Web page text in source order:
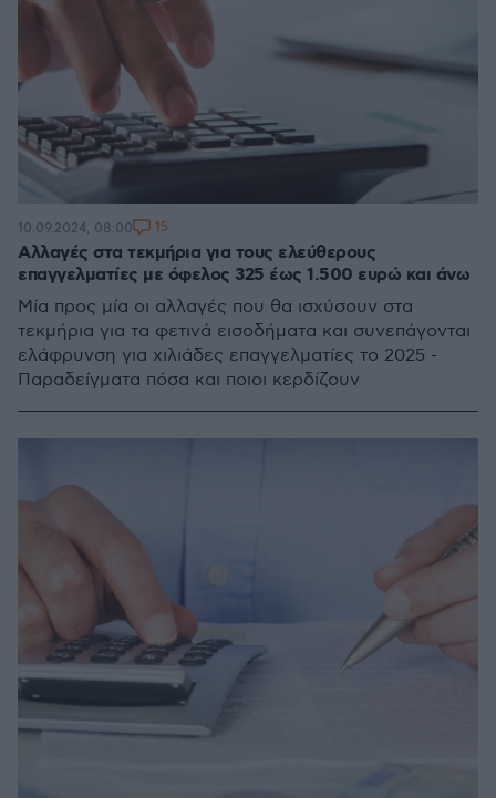
Aλλαγές στα τεκμήρια για τους ελεύθερους
επαγγελματίες με όφελος 325 έως 1.500 ευρώ και άνω
Μία προς μία οι αλλαγές που θα ισχύσουν στα
τεκμήρια για τα φετινά εισοδήματα και συνεπάγονται
ελάφρυνση για χιλιάδες επαγγελματίες το 2025 -
Παραδείγματα πόσα και ποιοι κερδίζουν
10.09.2024, 08:00 15